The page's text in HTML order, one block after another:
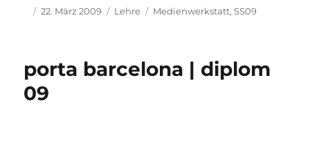
AutorVeröffentlicht
22. März 2009 Kategorien
Lehre Schlagwörter
Medienwerkstatt,SS09
porta barcelona | diplom
09